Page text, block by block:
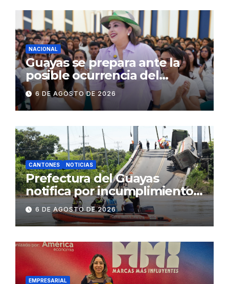
comerciales y de
concurrencia
NACIONAL
Guayas se prepara ante la
posible ocurrencia del
fenómeno de El Niño:
Gobierno Nacional capacita a
2.500 jóvenes
6 DE AGOSTO DE 2026
CANTONES NOTICIAS
Prefectura del Guayas
notifica por incumplimiento
contractual a la
Concesionaria CONORTE y
exige celeridad en
desmontaje del puente
Gonzalo Icaza Cornejo, en
Daule
6 DE AGOSTO DE 2026
EMPRESARIAL